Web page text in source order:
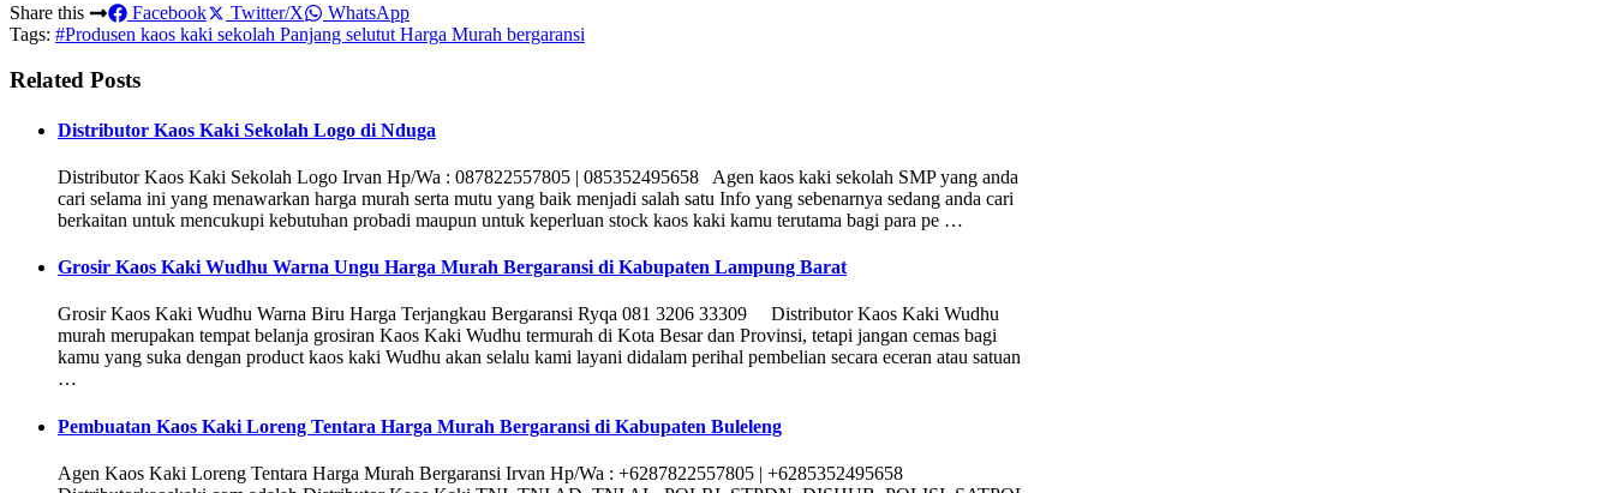
Share this
Facebook Twitter/X
WhatsApp
Tags: #Produsen kaos kaki sekolah Panjang selutut Harga Murah bergaransi
Related Posts
Distributor Kaos Kaki Sekolah Logo di Nduga
Distributor Kaos Kaki Sekolah Logo Irvan Hp/Wa : 087822557805 | 085352495658 Agen kaos kaki sekolah SMP yang anda
cari selama ini yang menawarkan harga murah serta mutu yang baik menjadi salah satu Info yang sebenarnya sedang anda cari
berkaitan untuk mencukupi kebutuhan probadi maupun untuk keperluan stock kaos kaki kamu terutama bagi para pe …
Grosir Kaos Kaki Wudhu Warna Ungu Harga Murah Bergaransi di Kabupaten Lampung Barat
Grosir Kaos Kaki Wudhu Warna Biru Harga Terjangkau Bergaransi Ryqa 081 3206 33309 Distributor Kaos Kaki Wudhu
murah merupakan tempat belanja grosiran Kaos Kaki Wudhu termurah di Kota Besar dan Provinsi, tetapi jangan cemas bagi
kamu yang suka dengan product kaos kaki Wudhu akan selalu kami layani didalam perihal pembelian secara eceran atau satuan
…
Pembuatan Kaos Kaki Loreng Tentara Harga Murah Bergaransi di Kabupaten Buleleng
Agen Kaos Kaki Loreng Tentara Harga Murah Bergaransi Irvan Hp/Wa : +6287822557805 | +6285352495658